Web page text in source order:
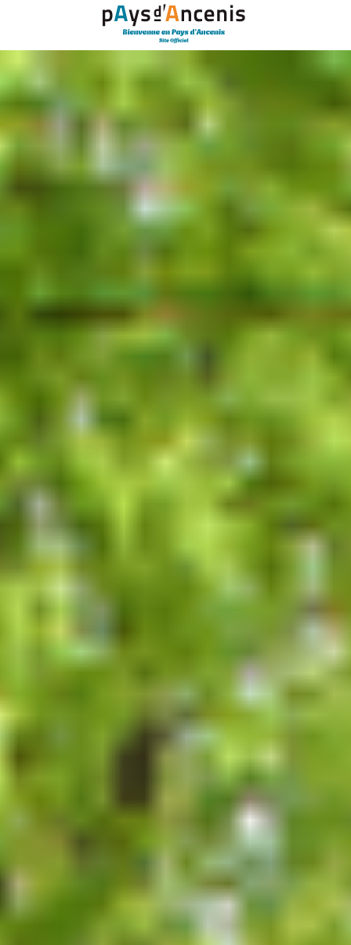
Panneau de gestion des cookies